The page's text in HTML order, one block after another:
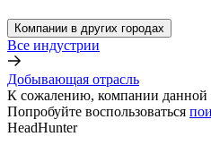
Компании в других городах
Все индустрии
Добывающая отрасль
К сожалению, компании данной
Попробуйте воспользоваться
HeadHunter